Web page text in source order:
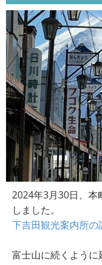
2024年3月30日、本
しました。
下吉田観光案内所の
富士山に続くよう